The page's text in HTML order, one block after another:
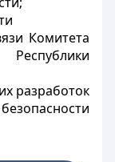
Комитета
разработок